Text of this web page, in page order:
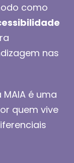
como
nas
é uma
quem vive